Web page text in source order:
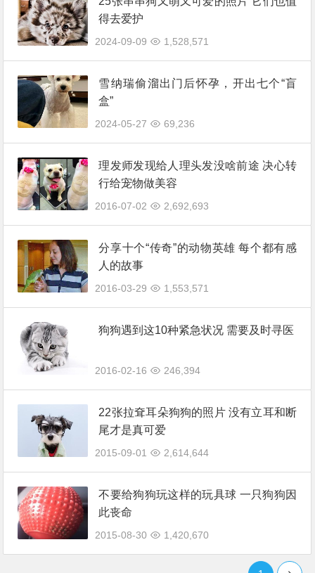
得去爱护
2024-09-09 1,528,571
雪纳瑞偷溜出门后怀孕，开出七个“盲
盒”
2024-05-27 69,236
理发师发现给人理头发没啥前途 决心转
行给宠物做美容
2016-07-02 2,692,693
分享十个“传奇”的动物英雄 每个都有感
人的故事
2016-03-29 1,553,571
狗狗遇到这10种紧急状况 需要及时寻医
2016-02-16 246,394
22张拉耷耳朵狗狗的照片 没有立耳和断
尾才是真可爱
2015-09-01 2,614,644
不要给狗狗玩这样的玩具球 一只狗狗因
此丧命
2015-08-30 1,420,670